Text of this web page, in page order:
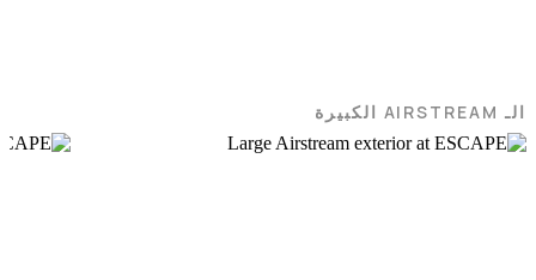
الـ AIRSTREAM الكبيرة